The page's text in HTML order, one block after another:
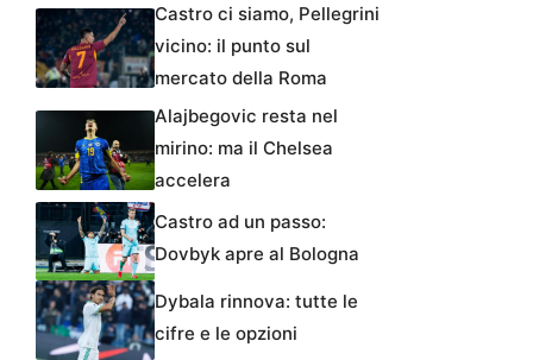
Castro ci siamo, Pellegrini
vicino: il punto sul
mercato della Roma
Alajbegovic resta nel
mirino: ma il Chelsea
accelera
Castro ad un passo:
Dovbyk apre al Bologna
Dybala rinnova: tutte le
cifre e le opzioni